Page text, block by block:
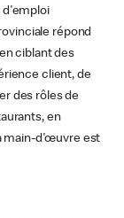
d'emploi
répond
ciblant des
client, de
des rôles de
en
main-d'œuvre est